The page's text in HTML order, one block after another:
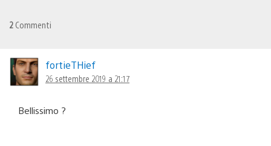
2 Commenti
fortieTHief
26 settembre 2019 a 21:17
Bellissimo ?